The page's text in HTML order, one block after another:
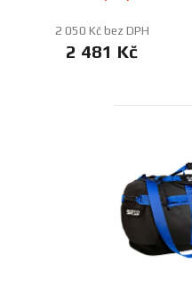
2 050 Kč bez DPH
2 481 Kč